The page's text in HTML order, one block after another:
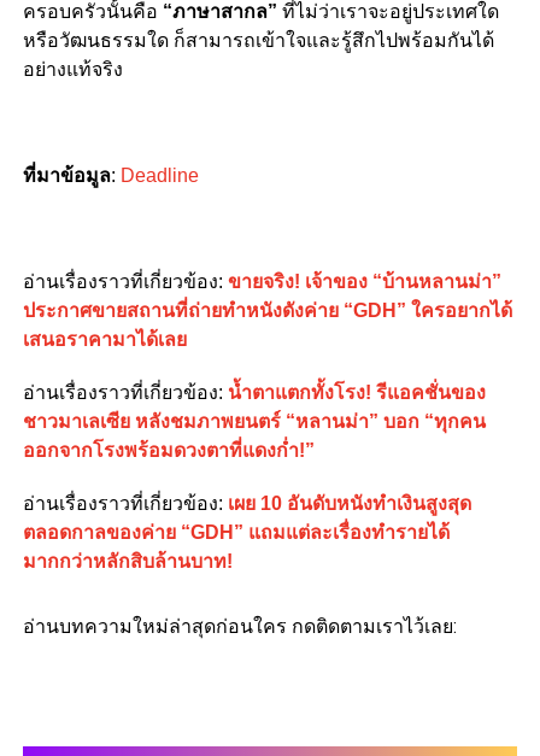
ครอบครัวนั้นคือ “ภาษาสากล” ที่ไม่ว่าเราจะอยู่ประเทศใด
หรือวัฒนธรรมใด ก็สามารถเข้าใจและรู้สึกไปพร้อมกันได้
อย่างแท้จริง
ที่มาข้อมูล: Deadline
อ่านเรื่องราวที่เกี่ยวข้อง: ขายจริง! เจ้าของ “บ้านหลานม่า”
ประกาศขายสถานที่ถ่ายทำหนังดังค่าย “GDH” ใครอยากได้
เสนอราคามาได้เลย
อ่านเรื่องราวที่เกี่ยวข้อง: น้ำตาแตกทั้งโรง! รีแอคชั่นของ
ชาวมาเลเซีย หลังชมภาพยนตร์ “หลานม่า” บอก “ทุกคน
ออกจากโรงพร้อมดวงตาที่แดงก่ำ!”
อ่านเรื่องราวที่เกี่ยวข้อง: เผย 10 อันดับหนังทำเงินสูงสุด
ตลอดกาลของค่าย “GDH” แถมแต่ละเรื่องทำรายได้
มากกว่าหลักสิบล้านบาท!
อ่านบทความใหม่ล่าสุดก่อนใคร กดติดตามเราไว้เลย: